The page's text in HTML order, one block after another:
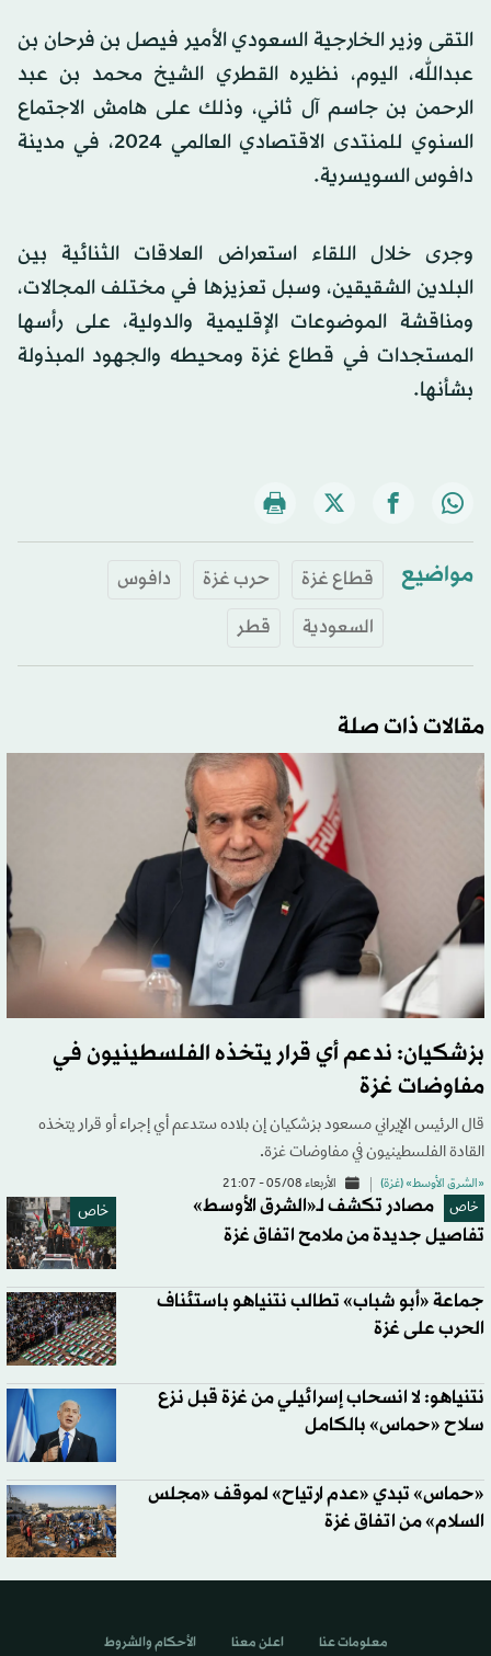
التقى وزير الخارجية السعودي الأمير فيصل بن فرحان بن
عبدالله، اليوم، نظيره القطري الشيخ محمد بن عبد
الرحمن بن جاسم آل ثاني، وذلك على هامش الاجتماع
السنوي للمنتدى الاقتصادي العالمي 2024، في مدينة
دافوس السويسرية.
وجرى خلال اللقاء استعراض العلاقات الثنائية بين
البلدين الشقيقين، وسبل تعزيزها في مختلف المجالات،
ومناقشة الموضوعات الإقليمية والدولية، على رأسها
المستجدات في قطاع غزة ومحيطه والجهود المبذولة
بشأنها.
مواضيع قطاع غزة حرب غزة
دافوس
السعودية
قطر
مقالات ذات صلة
بزشكيان: ندعم أي قرار يتخذه الفلسطينيون في
مفاوضات غزة
قال الرئيس الإيراني مسعود ‌بزشكيان إن بلاده ستدعم أي إجراء أو قرار يتخذه
القادة الفلسطينيون في مفاوضات غزة.
«الشرق الأوسط» (غزة) الأربعاء 05/08 - 21:07
خاص خاص
مصادر تكشف لـ«الشرق الأوسط»
تفاصيل جديدة من ملامح اتفاق غزة
جماعة «أبو شباب» تطالب نتنياهو باستئناف
الحرب على غزة
نتنياهو: لا انسحاب إسرائيلي من غزة قبل نزع
سلاح «حماس» بالكامل
«حماس» تبدي «عدم ارتياح» لموقف «مجلس
السلام» من اتفاق غزة
معلومات عنا اعلن معنا الأحكام والشروط